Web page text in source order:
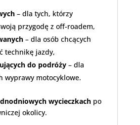
– dla tych, którzy
przygodę z off-roadem,
– dla osób chcących
technikę jazdy,
do podróży– dla
wyprawy motocyklowe.
wycieczkachpo
okolicy.